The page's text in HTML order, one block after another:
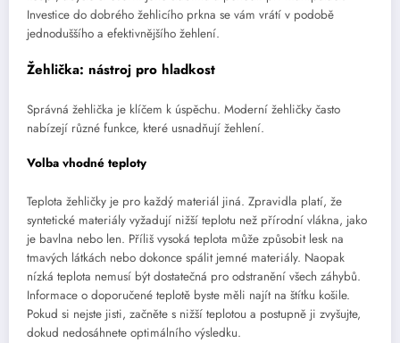
Investice do dobrého žehlicího prkna se vám vrátí v podobě
jednoduššího a efektivnějšího žehlení.
Žehlička: nástroj pro hladkost
Správná žehlička je klíčem k úspěchu. Moderní žehličky často
nabízejí různé funkce, které usnadňují žehlení.
Volba vhodné teploty
Teplota žehličky je pro každý materiál jiná. Zpravidla platí, že
syntetické materiály vyžadují nižší teplotu než přírodní vlákna, jako
je bavlna nebo len. Příliš vysoká teplota může způsobit lesk na
tmavých látkách nebo dokonce spálit jemné materiály. Naopak
nízká teplota nemusí být dostatečná pro odstranění všech záhybů.
Informace o doporučené teplotě byste měli najít na štítku košile.
Pokud si nejste jisti, začněte s nižší teplotou a postupně ji zvyšujte,
dokud nedosáhnete optimálního výsledku.